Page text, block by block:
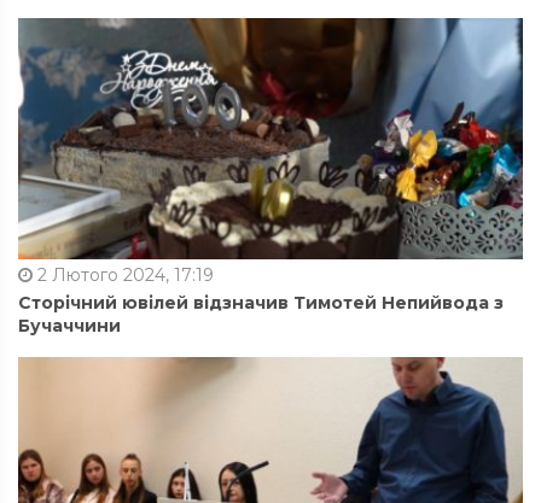
2 Лютого 2024, 17:19
Сторічний ювілей відзначив Тимотей Непийвода з
Бучаччини